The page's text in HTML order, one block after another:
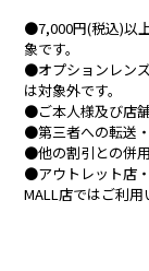
●7,000円(税込)以
象です。
●オプションレン
は対象外です。
●ご本人様及び店
●第三者への転送
●他の割引との併用
●アウトレット店・
MALL店ではご利用